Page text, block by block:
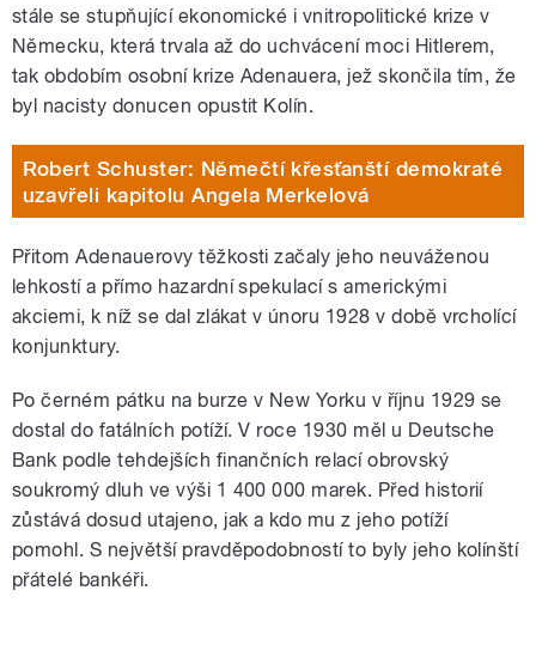
stále se stupňující ekonomické i vnitropolitické krize v
Německu, která trvala až do uchvácení moci Hitlerem,
tak obdobím osobní krize Adenauera, jež skončila tím, že
byl nacisty donucen opustit Kolín.
Robert Schuster: Němečtí křesťanští demokraté
uzavřeli kapitolu Angela Merkelová
Přitom Adenauerovy těžkosti začaly jeho neuváženou
lehkostí a přímo hazardní spekulací s americkými
akciemi, k níž se dal zlákat v únoru 1928 v době vrcholící
konjunktury.
Po černém pátku na burze v New Yorku v říjnu 1929 se
dostal do fatálních potíží. V roce 1930 měl u Deutsche
Bank podle tehdejších finančních relací obrovský
soukromý dluh ve výši 1 400 000 marek. Před historií
zůstává dosud utajeno, jak a kdo mu z jeho potíží
pomohl. S největší pravděpodobností to byly jeho kolínští
přátelé bankéři.